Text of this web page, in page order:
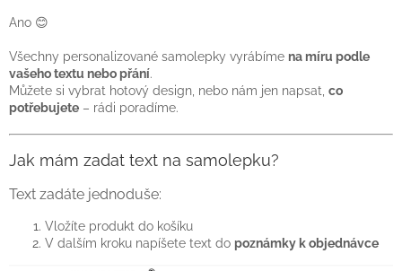
Ano 😊
Všechny personalizované samolepky vyrábíme na míru podle
vašeho textu nebo přání.
Můžete si vybrat hotový design, nebo nám jen napsat, co
potřebujete – rádi poradíme.
Jak mám zadat text na samolepku?
Text zadáte jednoduše:
Vložíte produkt do košíku
V dalším kroku napíšete text do poznámky k objednávce